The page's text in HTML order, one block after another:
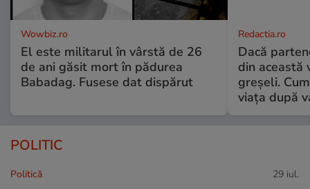
Wowbiz.ro
El este militarul în vârstă de 26
de ani găsit mort în pădurea
Babadag. Fusese dat dispărut
Redactia.ro
Dacă
din această
greșeli.
viața după
POLITIC
Politică 29 iul.